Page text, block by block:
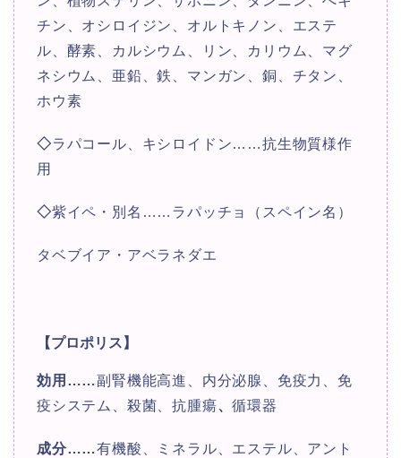
チン、オシロイジン、オルトキノン、エステ
ル、酵素、カルシウム、リン、カリウム、マグ
ネシウム、亜鉛、鉄、マンガン、銅、チタン、
ホウ素
◇ラパコール、キシロイドン……抗生物質様作
用
◇紫イペ・別名……ラパッチョ（スペイン名）
タベブイア・アベラネダエ
【プロポリス】
効用 ……副腎機能高進、内分泌腺、免疫力、免
疫システム、殺菌、抗腫瘍、循環器
成分……有機酸、ミネラル、エステル、アント